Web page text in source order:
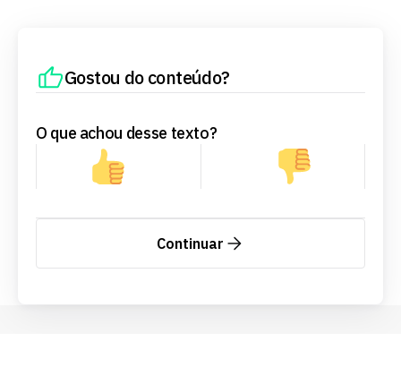
Gostou do conteúdo?
O que achou desse texto?
Continuar